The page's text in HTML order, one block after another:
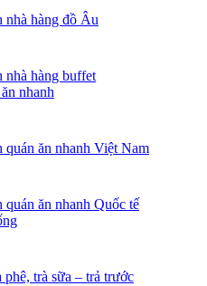
nhà hàng đồ Âu
nhà hàng buffet
nhanh
quán ăn nhanh Việt Nam
quán ăn nhanh Quốc tế
phê, trà sữa – trả trước